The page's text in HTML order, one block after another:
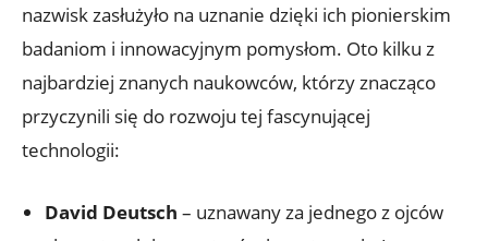
nazwisk zasłużyło na uznanie dzięki ich pionierskim
badaniom i innowacyjnym pomysłom. Oto kilku z
najbardziej znanych naukowców, którzy znacząco
przyczynili się do rozwoju tej fascynującej
technologii:
David Deutsch – uznawany za jednego z ojców